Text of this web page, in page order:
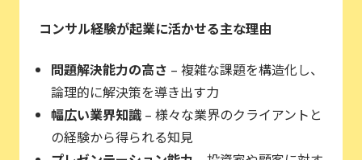
コンサル経験が起業に活かせる主な理由
問題解決能力の高さ – 複雑な課題を構造化し、
論理的に解決策を導き出す力
幅広い業界知識 – 様々な業界のクライアントと
の経験から得られる知見